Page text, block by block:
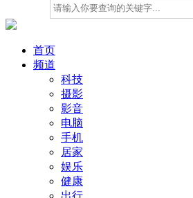
首页
频道
科技
摄影
影音
电脑
手机
居家
娱乐
健康